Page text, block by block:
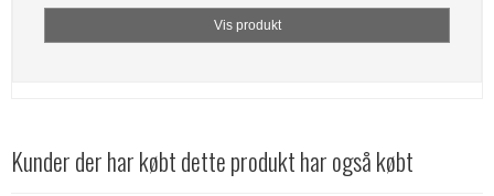
Vis produkt
Kunder der har købt dette produkt har også købt